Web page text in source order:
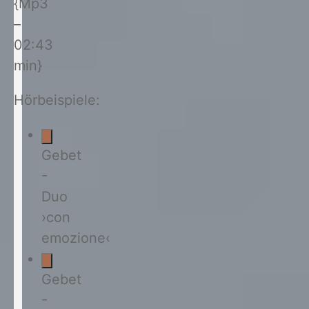
{Mp3
–
02:43
min}
Hörbeispiele:
Gebet
-
Duo
›con
emozione‹
Gebet
-